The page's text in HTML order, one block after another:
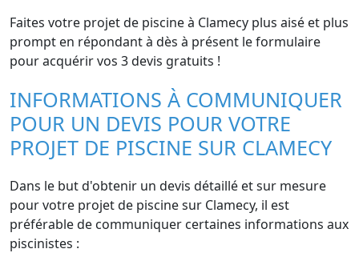
Faites votre projet de piscine à Clamecy plus aisé et plus
prompt en répondant à dès à présent le formulaire
pour acquérir vos 3 devis gratuits !
INFORMATIONS À COMMUNIQUER
POUR UN DEVIS POUR VOTRE
PROJET DE PISCINE SUR CLAMECY
Dans le but d'obtenir un devis détaillé et sur mesure
pour votre projet de piscine sur Clamecy, il est
préférable de communiquer certaines informations aux
piscinistes :